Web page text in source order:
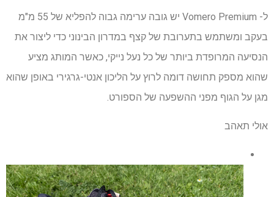
ל- Vomero Premium יש גובה ערימה גבוה להפליא של 55 מ"מ
בעקב ומשתמש בתערובת של קצף במדרון הבינוני כדי ליצור את
הנסיעה המרופדת ביותר של כל נעל נייקי, כאשר המותג מציע
שהוא מספק תחושה דומה לרוץ על הליכון אנטי-גרגירי באופן שהוא
מגן על הגוף מפני ההשפעה של הספורט.
אולי תאהב